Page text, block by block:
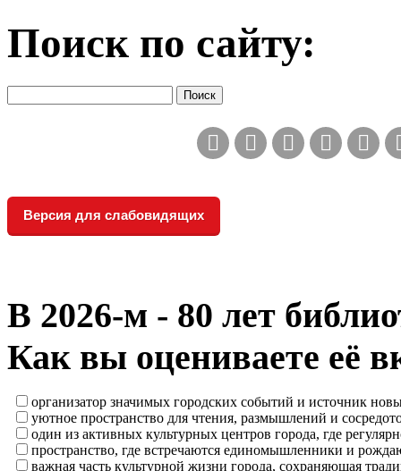
Поиск по сайту:
Версия для слабовидящих
В 2026‑м - 80 лет
Как вы оцениваете её
организатор значимых городских событий и источник
уютное пространство для чтения, размышлений и
один из активных культурных центров города, где
пространство, где встречаются единомышленники и
важная часть культурной жизни города, сохраняющая